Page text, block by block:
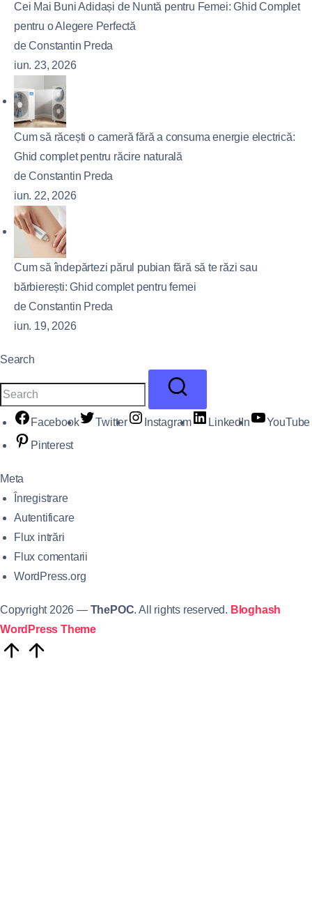
Cei Mai Buni Adidași de Nuntă pentru Femei: Ghid Complet
pentru o Alegere Perfectă
de Constantin Preda
iun. 23, 2026
Cum să răcești o cameră fără a consuma energie electrică:
Ghid complet pentru răcire naturală
de Constantin Preda
iun. 22, 2026
Cum să îndepărtezi părul pubian fără să te răzi sau
bărbierești: Ghid complet pentru femei
de Constantin Preda
iun. 19, 2026
Search
Facebook Twitter Instagram LinkedIn
YouTube
Pinterest
Meta
Înregistrare
Autentificare
Flux intrări
Flux comentarii
WordPress.org
Copyright 2026 — ThePOC. All rights reserved. Bloghash
WordPress Theme